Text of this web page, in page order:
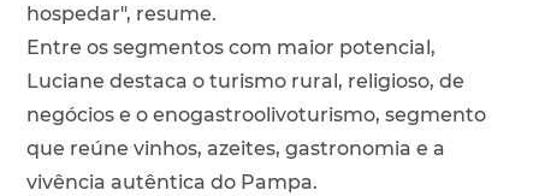
hospedar", resume.
Entre os segmentos com maior potencial,
Luciane destaca o turismo rural, religioso, de
negócios e o enogastroolivoturismo, segmento
que reúne vinhos, azeites, gastronomia e a
vivência autêntica do Pampa.